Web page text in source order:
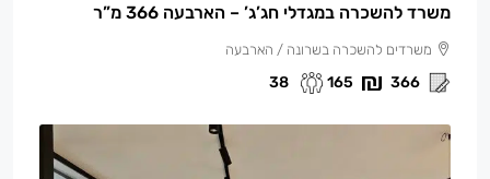
משרד להשכרה במגדלי חג’ג’ – הארבעה 366 מ”ר
משרדים להשכרה בשרונה / הארבעה
366
165
38